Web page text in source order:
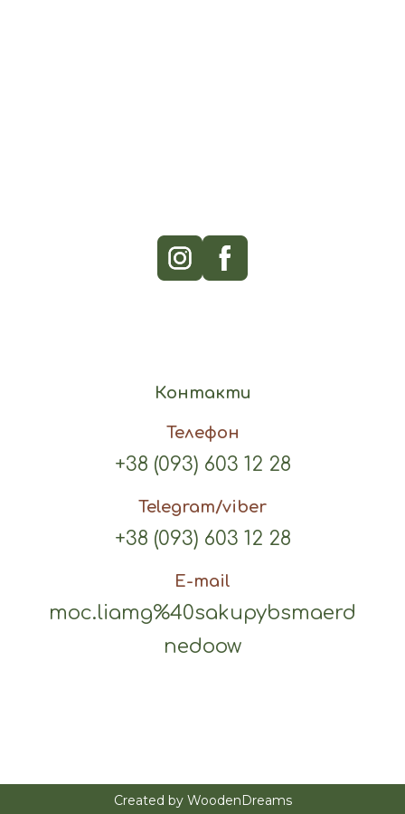
Контакти
Телефон
+38 (093) 603 12 28
Telegram/viber
+38 (093) 603 12 28
E-mail
moc.liamg%40sakupybsmaerd
nedoow
Created by WoodenDreams